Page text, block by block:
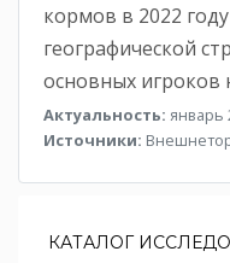
кормов в 2022
географической
основных игроков
Актуальность: январь
Источники:
КАТАЛОГ